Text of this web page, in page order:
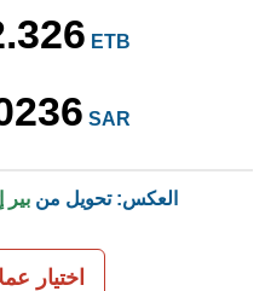
ETB
SAR
العكس: تحويل من بير
اختيار